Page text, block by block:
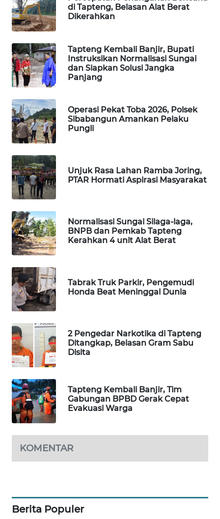
di Tapteng, Belasan Alat Berat
Dikerahkan
Tapteng Kembali Banjir, Bupati
Instruksikan Normalisasi Sungai
dan Siapkan Solusi Jangka
Panjang
Operasi Pekat Toba 2026, Polsek
Sibabangun Amankan Pelaku
Pungli
Unjuk Rasa Lahan Ramba Joring,
PTAR Hormati Aspirasi Masyarakat
Normalisasi Sungai Silaga-laga,
BNPB dan Pemkab Tapteng
Kerahkan 4 unit Alat Berat
Tabrak Truk Parkir, Pengemudi
Honda Beat Meninggal Dunia
2 Pengedar Narkotika di Tapteng
Ditangkap, Belasan Gram Sabu
Disita
Tapteng Kembali Banjir, Tim
Gabungan BPBD Gerak Cepat
Evakuasi Warga
KOMENTAR
Berita Populer
NEWS
WAHANA
WAHANA
ADVOKAT
WAHANA
INFRASTRUKTUR
WAHANA
WAHANA
LISTRIK
WAHANA
TRAVEL
WAHANA
TV
WAHANANEWS
ID
CO ID
WAHANANEWS
NET
WAHANA
SPORT
PERSONA